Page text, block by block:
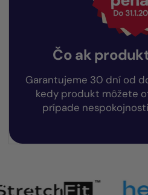
Čo ak
Garantujeme 30 dní od
kedy produkt môžete
prípade